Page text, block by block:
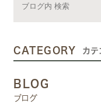
CATEGORY カテ
BLOG
ブログ